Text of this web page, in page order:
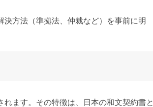
方法（準拠法、仲裁など）を事前に明
ます。その特徴は、日本の和文契約書と